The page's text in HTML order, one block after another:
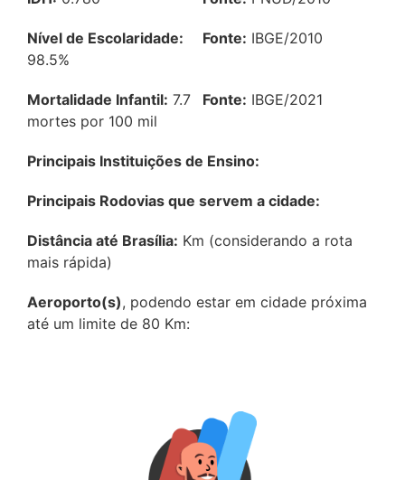
Nível de Escolaridade:
98.5%
Fonte: IBGE/2010
Mortalidade Infantil: 7.7
mortes por 100 mil
Fonte: IBGE/2021
Principais Instituições de Ensino:
Principais Rodovias que servem a cidade:
Distância até Brasília: Km (considerando a rota
mais rápida)
Aeroporto(s), podendo estar em cidade próxima
até um limite de 80 Km: